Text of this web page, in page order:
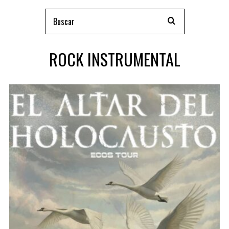
ROCK INSTRUMENTAL